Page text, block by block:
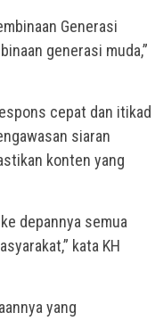
Generasi
generasi muda,”
cepat dan itikad
siaran
konten yang
depannya semua
kata KH
yang